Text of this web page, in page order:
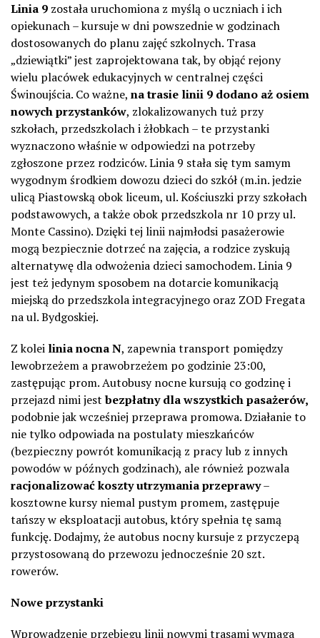
Linia 9 została uruchomiona z myślą o uczniach i ich
opiekunach – kursuje w dni powszednie w godzinach
dostosowanych do planu zajęć szkolnych. Trasa
„dziewiątki” jest zaprojektowana tak, by objąć rejony
wielu placówek edukacyjnych w centralnej części
Świnoujścia. Co ważne, na trasie linii 9 dodano aż osiem
nowych przystanków, zlokalizowanych tuż przy
szkołach, przedszkolach i żłobkach – te przystanki
wyznaczono właśnie w odpowiedzi na potrzeby
zgłoszone przez rodziców. Linia 9 stała się tym samym
wygodnym środkiem dowozu dzieci do szkół (m.in. jedzie
ulicą Piastowską obok liceum, ul. Kościuszki przy szkołach
podstawowych, a także obok przedszkola nr 10 przy ul.
Monte Cassino). Dzięki tej linii najmłodsi pasażerowie
mogą bezpiecznie dotrzeć na zajęcia, a rodzice zyskują
alternatywę dla odwożenia dzieci samochodem. Linia 9
jest też jedynym sposobem na dotarcie komunikacją
miejską do przedszkola integracyjnego oraz ZOD Fregata
na ul. Bydgoskiej.
Z kolei linia nocna N, zapewnia transport pomiędzy
lewobrzeżem a prawobrzeżem po godzinie 23:00,
zastępując prom. Autobusy nocne kursują co godzinę i
przejazd nimi jestbezpłatny dla wszystkich pasażerów,
podobnie jak wcześniej przeprawa promowa. Działanie to
nie tylko odpowiada na postulaty mieszkańców
(bezpieczny powrót komunikacją z pracy lub z innych
powodów w późnych godzinach), ale również pozwala
racjonalizować koszty utrzymania przeprawy–
kosztowne kursy niemal pustym promem, zastępuje
tańszy w eksploatacji autobus, który spełnia tę samą
funkcję. Dodajmy, że autobus nocny kursuje z przyczepą
przystosowaną do przewozu jednocześnie 20 szt.
rowerów.
Nowe przystanki
Wprowadzenie przebiegu linii nowymi trasami wymaga